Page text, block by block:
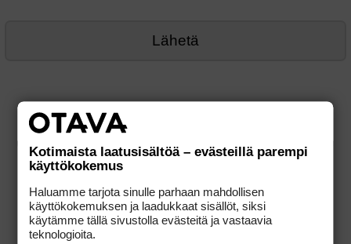
Kotimaista laatusisältöä – evästeillä parempi
käyttökokemus
Haluamme tarjota sinulle parhaan mahdollisen
käyttökokemuksen ja laadukkaat sisällöt, siksi
käytämme tällä sivustolla evästeitä ja vastaavia
teknologioita.